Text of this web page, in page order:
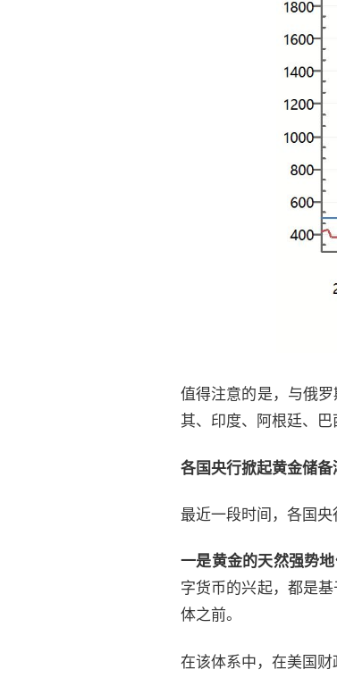
值得注意的是，与俄
其、印度、阿根廷、巴
各国央行掀起黄金储备
最近一段时间，各国央
一是黄金的天然强势
字货币的兴起，都是
体之前。
在该体系中，在美国